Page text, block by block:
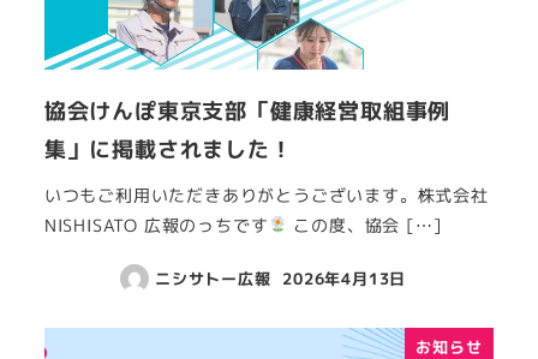
協会けんぽ東京支部「健康経営取組事例
集」に掲載されました！
いつもご利用いただきありがとうございます。株式会社
NISHISATO 広報のっちです
この度、協会 […]
ニシサトー広報 2026年4月13日
お知らせ